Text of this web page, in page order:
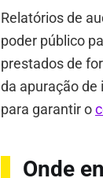
Relatórios de
poder público
prestados de
da apuração
para garantir o
Onde